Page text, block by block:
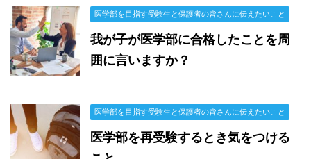
医学部を目指す受験生と保護者の皆さんに伝えたいこと
我が子が医学部に合格したことを周
囲に言いますか？
医学部を目指す受験生と保護者の皆さんに伝えたいこと
医学部を再受験するとき気をつける